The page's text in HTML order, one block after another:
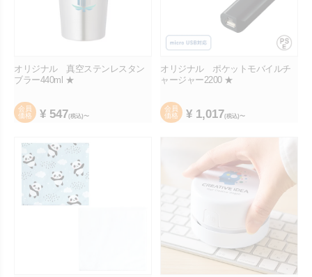
オリジナル 真空ステンレスタン
ブラー440ml ★
会員
価格
¥ 547(税込)〜
オリジナル ポケットモバイルチ
ャージャー2200 ★
会員
価格
¥ 1,017(税込)〜